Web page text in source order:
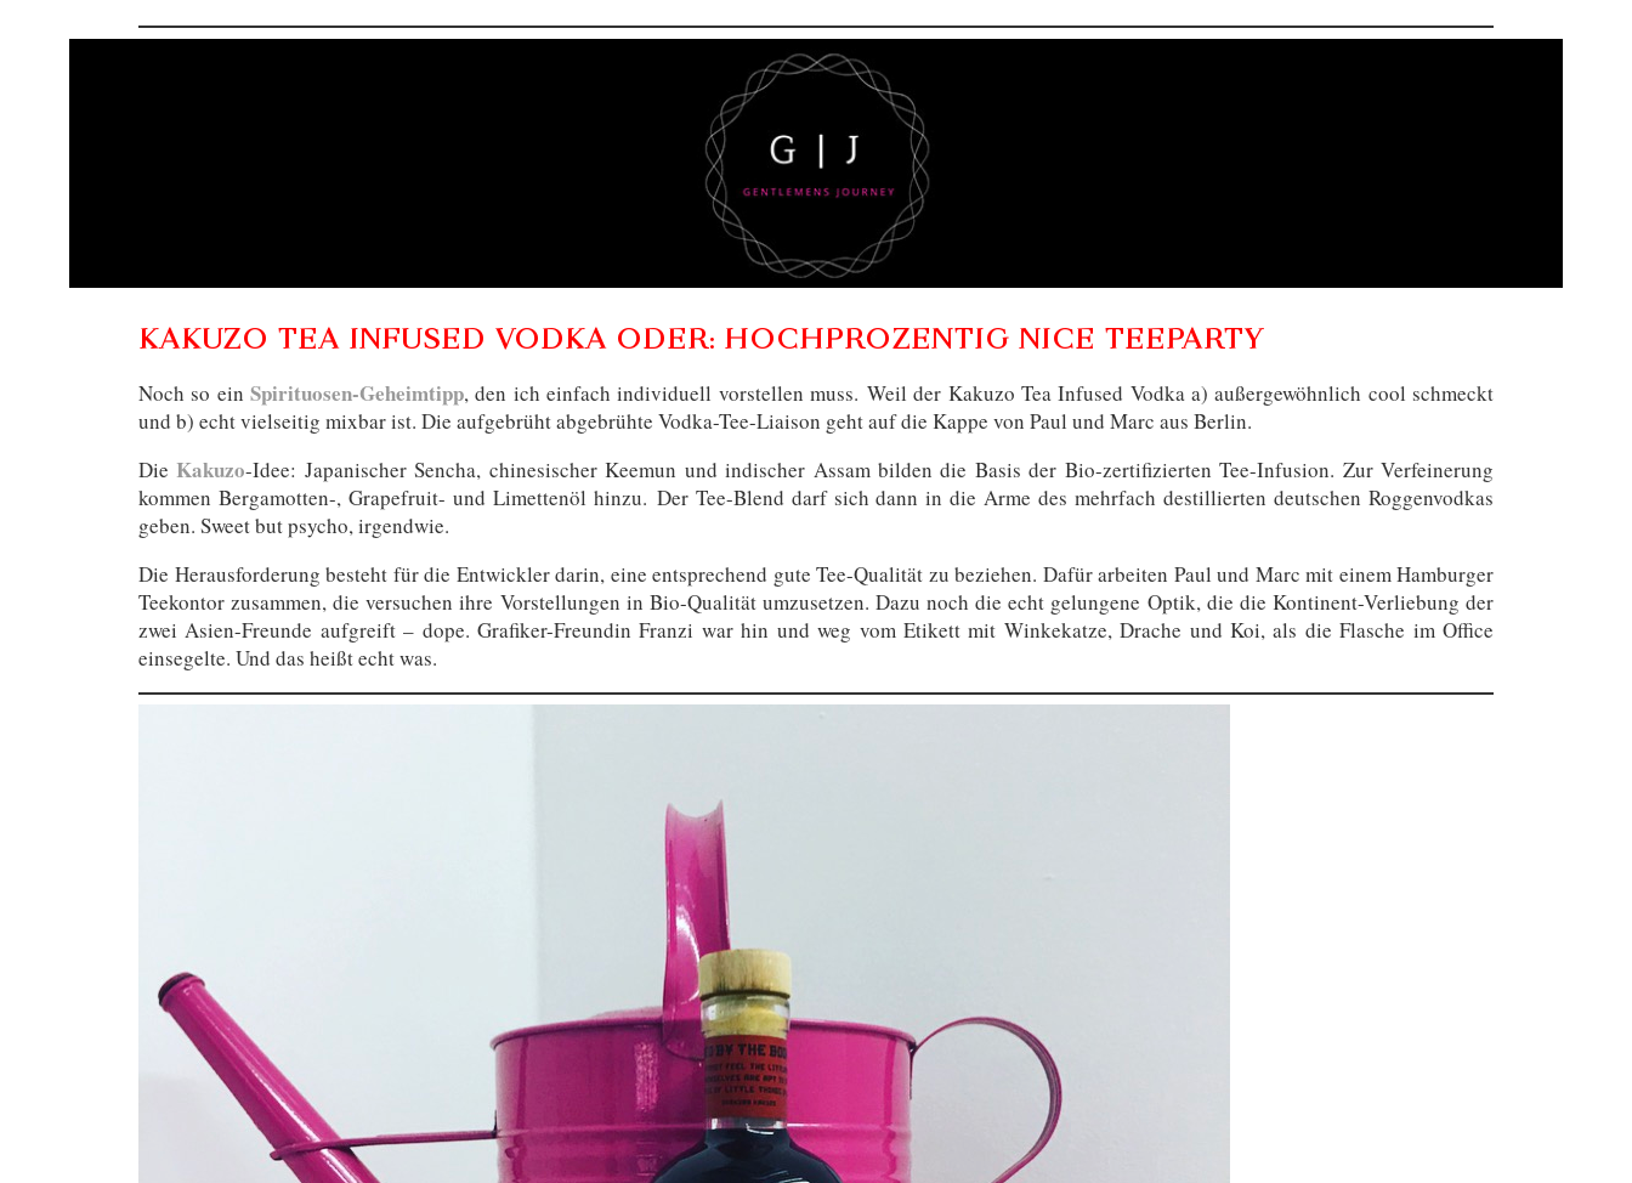
KAKUZO TEA INFUSED VODKA ODER: HOCHPROZENTIG NICE TEEPARTY
Noch so ein Spirituosen-Geheimtipp, den ich einfach individuell vorstellen muss. Weil der Kakuzo Tea Infused Vodka a) außergewöhnlich cool schmeckt
und b) echt vielseitig mixbar ist. Die aufgebrüht abgebrühte Vodka-Tee-Liaison geht auf die Kappe von Paul und Marc aus Berlin.
DieKakuzo-Idee: Japanischer Sencha, chinesischer Keemun und indischer Assam bilden die Basis der Bio-zertifizierten Tee-Infusion. Zur Verfeinerung
kommen Bergamotten-, Grapefruit- und Limettenöl hinzu. Der Tee-Blend darf sich dann in die Arme des mehrfach destillierten deutschen Roggenvodkas
geben. Sweet but psycho, irgendwie.
Die Herausforderung besteht für die Entwickler darin, eine entsprechend gute Tee-Qualität zu beziehen. Dafür arbeiten Paul und Marc mit einem Hamburger
Teekontor zusammen, die versuchen ihre Vorstellungen in Bio-Qualität umzusetzen. Dazu noch die echt gelungene Optik, die die Kontinent-Verliebung der
zwei Asien-Freunde aufgreift – dope. Grafiker-Freundin Franzi war hin und weg vom Etikett mit Winkekatze, Drache und Koi, als die Flasche im Office
einsegelte. Und das heißt echt was.